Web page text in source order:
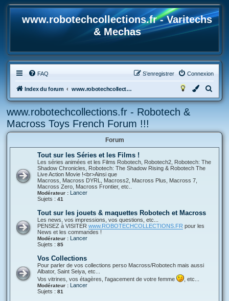
www.robotechcollections.fr - Varitechs
& Mechas
FAQ Connexion
S’enregistrer
Index du forum www.robotechcollections.fr - Robotech & Macross Toys French Forum !!!
e
r
www.robotechcollections.fr - Robotech &
Macross Toys French Forum !!!
Forum
Tout sur les Séries et les Films !
Les séries animées et les Films Robotech, Robotech2, Robotech: The
Shadow Chronicles, Robotech: The Shadow Rising & Robotech The
Live Action Movie !<br>Ainsi que
Macross, Macross DYRL, Macross2, Macross Plus, Macross 7,
Macross Zero, Macross Frontier, etc..
Modérateur : Lancer
Sujets : 41
Tout sur les jouets & maquettes Robotech et Macross
Les news, vos impressions, vos questions, etc...
PENSEZ à VISITER www.ROBOTECHCOLLECTIONS.FR pour les
News et les commandes !
Modérateur : Lancer
Sujets : 85
Vos Collections
Pour parler de vos collections perso Macross/Robotech mais aussi
Albator, Saint Seiya, etc...
Vos vitrines, vos étagères, l'agacement de votre femme
, etc...
Modérateur : Lancer
Sujets : 81